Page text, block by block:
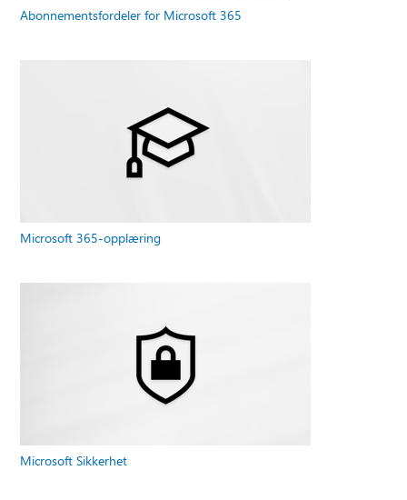
Abonnementsfordeler for Microsoft 365
Microsoft 365-opplæring
Microsoft Sikkerhet